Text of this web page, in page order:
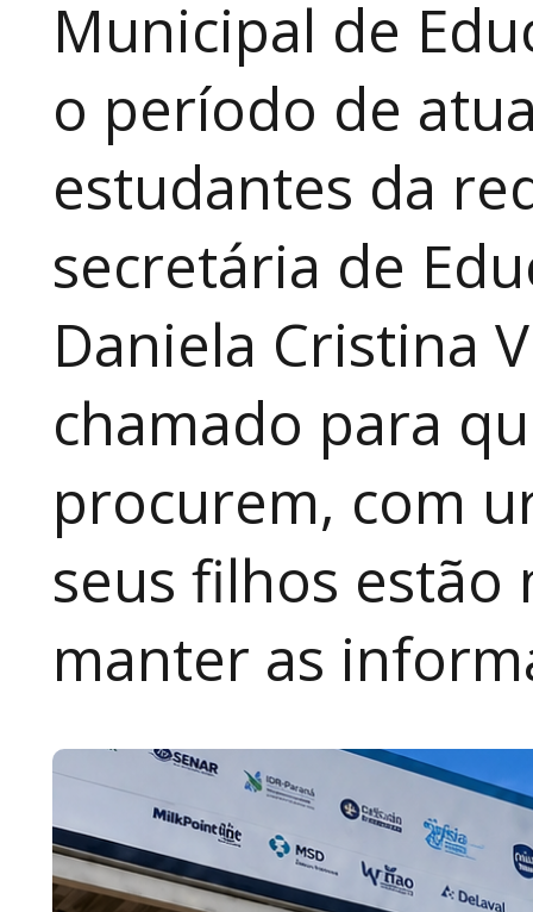
Municipal de
o período de
estudantes da
secretária de
Daniela Cristina
chamado para
procurem, com
seus filhos
manter as